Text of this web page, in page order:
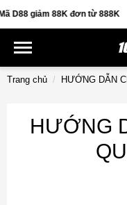
D88 giảm 88K đơn từ 888K
Trang chủ HƯỚNG DẪN
HƯỚNG